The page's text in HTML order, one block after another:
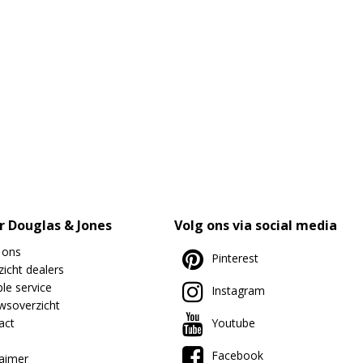
Douglas & Jones
dealers
service
Volg ons via social media
Pinterest
Instagram
Youtube
Facebook